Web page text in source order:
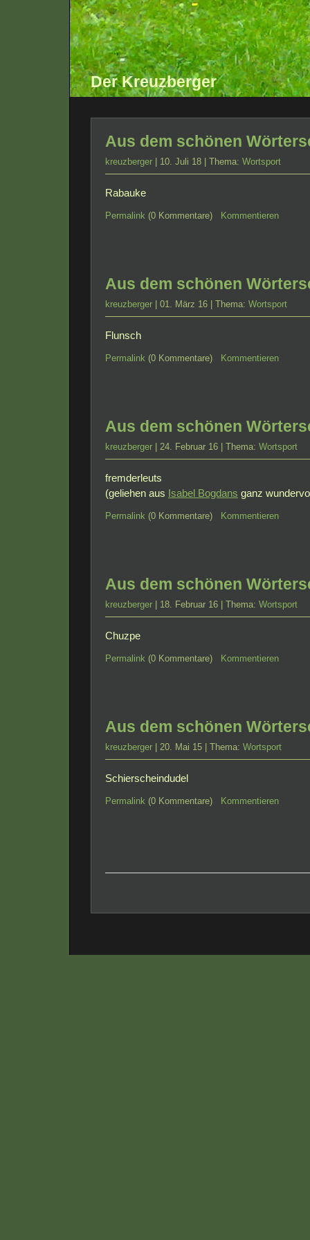
Der Kreuzberger
Aus dem schönen
kreuzberger | 10. Juli 18 | Thema: Wortsport
Rabauke
Permalink (0 Kommentare) Kommentieren
Aus dem schönen
kreuzberger | 01. März 16 | Thema: Wortsport
Flunsch
Permalink (0 Kommentare) Kommentieren
Aus dem schönen
kreuzberger | 24. Februar 16 | Thema: Wortsport
fremderleuts
(geliehen aus Isabel Bogdans ganz
Permalink (0 Kommentare) Kommentieren
Aus dem schönen
kreuzberger | 18. Februar 16 | Thema: Wortsport
Chuzpe
Permalink (0 Kommentare) Kommentieren
Aus dem schönen
kreuzberger | 20. Mai 15 | Thema: Wortsport
Schierscheindudel
Permalink (0 Kommentare) Kommentieren